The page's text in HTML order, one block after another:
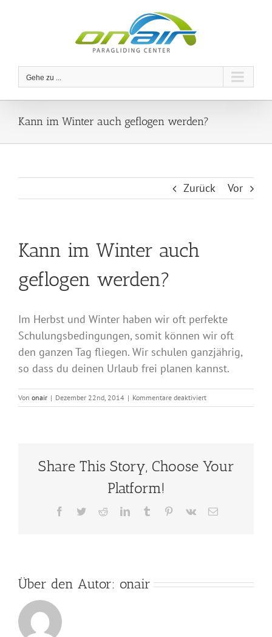
Gehe zu ...
Kann im Winter auch geflogen werden?
Zurück Vor
Kann im Winter auch
geflogen werden?
Im Herbst und Winter haben wir oft perfekte
Schulungsbedingungen, somit können wir oft
den ganzen Tag fliegen. Wir schulen ganzjährig,
so dass du deinen Urlaub frei planen kannst.
Von onair | Dezember 22nd, 2014 | Kommentare deaktiviertfür
Kann
werden?
Share This Story, Choose Your
Platform!
Facebook
TwitterRedditLinkedInTumblr Pinterest
Vk
E-
Über den Autor: onair